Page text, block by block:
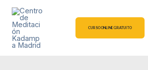
contenido
CURSO ONLINE GRATUITO